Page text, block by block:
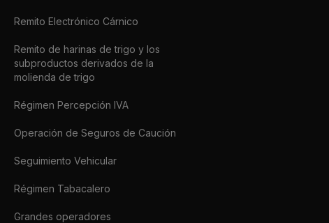
Remito Electrónico Cárnico
Remito de harinas de trigo y los
subproductos derivados de la
molienda de trigo
Régimen Percepción IVA
Operación de Seguros de Caución
Seguimiento Vehicular
Régimen Tabacalero
Grandes operadores